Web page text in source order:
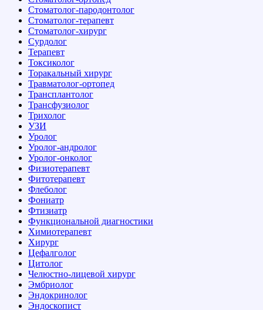
Стоматолог-пародонтолог
Стоматолог-терапевт
Стоматолог-хирург
Сурдолог
Терапевт
Токсиколог
Торакальный хирург
Травматолог-ортопед
Трансплантолог
Трансфузиолог
Трихолог
УЗИ
Уролог
Уролог-андролог
Уролог-онколог
Физиотерапевт
Фитотерапевт
Флеболог
Фониатр
Фтизиатр
Функциональной диагностики
Химиотерапевт
Хирург
Цефалголог
Цитолог
Челюстно-лицевой хирург
Эмбриолог
Эндокринолог
Эндоскопист